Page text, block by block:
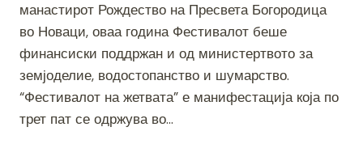
манастирот Рождество на Пресвета Богородица
во Новаци, оваа година Фестивалот беше
финансиски поддржан и од министертвото за
земјоделие, водостопанство и шумарство.
“Фестивалот на жетвата” е манифестација која по
трет пат се одржува во…